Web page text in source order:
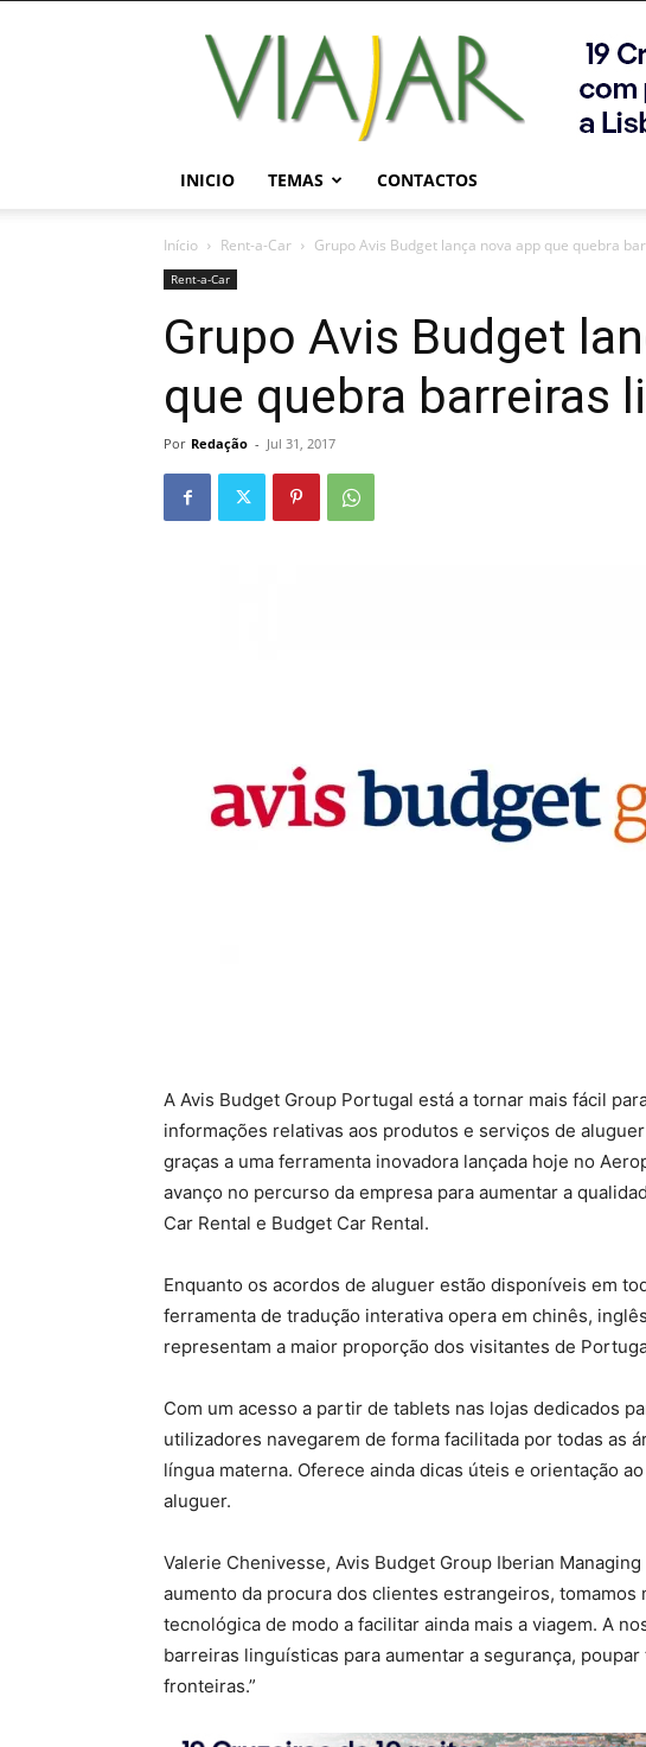
Viajar
Magazine
Online
INICIO TEMAS CONTACTOS
Início Rent-a-Car Grupo Avis Budget lança nova app que quebra
Rent-a-Car
Grupo Avis Budget
que quebra barreiras
Por Redação - Jul 31, 2017
A Avis Budget Group Portugal está a tornar mais fácil
informações relativas aos produtos e serviços de
graças a uma ferramenta inovadora lançada hoje no
avanço no percurso da empresa para aumentar a
Car Rental e Budget Car Rental.
Enquanto os acordos de aluguer estão disponíveis em
ferramenta de tradução interativa opera em chinês,
representam a maior proporção dos visitantes de
Com um acesso a partir de tablets nas lojas dedicados
utilizadores navegarem de forma facilitada por todas as
língua materna. Oferece ainda dicas úteis e orientação
aluguer.
Valerie Chenivesse, Avis Budget Group Iberian
aumento da procura dos clientes estrangeiros, tomamos
tecnológica de modo a facilitar ainda mais a viagem. A
barreiras linguísticas para aumentar a segurança,
fronteiras.”